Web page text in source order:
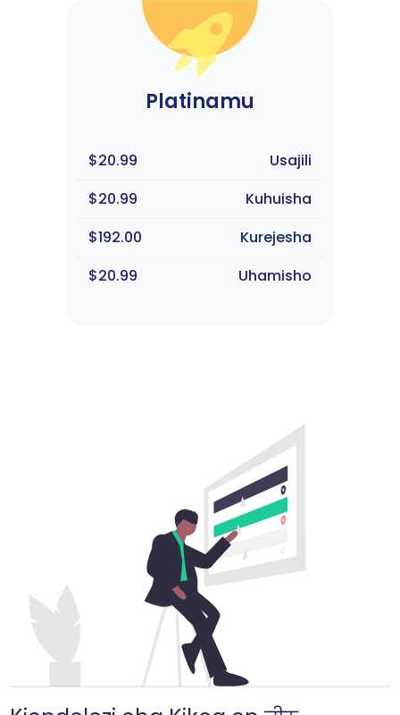
Platinamu
$20.99
Usajili
$20.99
Kuhuisha
$192.00
Kurejesha
$20.99
Uhamisho